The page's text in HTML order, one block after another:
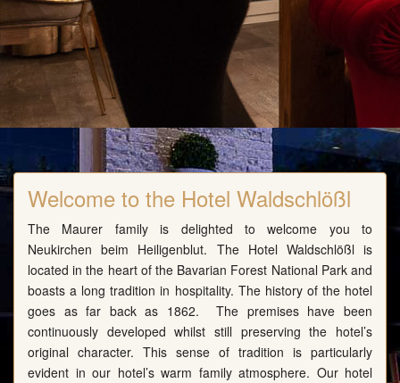
Welcome to the Hotel Waldschlößl
The Maurer family is delighted to welcome you to
Neukirchen beim Heiligenblut. The Hotel Waldschlößl is
located in the heart of the Bavarian Forest National Park and
boasts a long tradition in hospitality. The history of the hotel
goes as far back as 1862. The premises have been
continuously developed whilst still preserving the hotel’s
original character. This sense of tradition is particularly
evident in our hotel’s warm family atmosphere. Our hotel